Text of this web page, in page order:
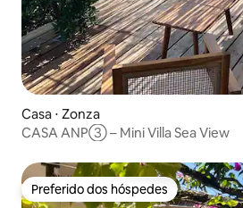
Casa ⋅ Zonza
CASA ANP③ – Mini Villa Sea View
Preferido dos hóspedes
Preferido dos hóspedes